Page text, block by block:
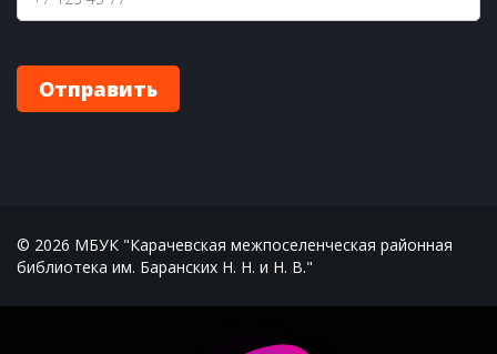
Отправить
© 2026 МБУК "Карачевская межпоселенческая районная
библиотека им. Баранских Н. Н. и Н. В."